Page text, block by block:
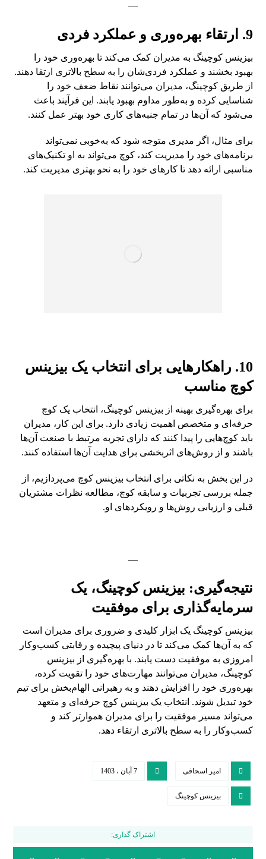
—
9. ارتقاء بهره‌وری و عملکرد فردی
بیزینس کوچینگ به مدیران کمک می‌کند تا بهره‌وری خود را
بهبود بخشند و عملکرد فردی‌شان را به سطح بالاتری ارتقا دهند.
از طریق کوچینگ، مدیران می‌توانند نقاط ضعف خود را
شناسایی کرده و به‌طور مداوم بهبود یابند. این فرآیند باعث
می‌شود که آن‌ها در تمام جنبه‌های کاری خود بهتر عمل کنند.
برای مثال، اگر مدیری متوجه شود که به‌خوبی نمی‌تواند
برنامه‌های خود را مدیریت کند، کوچ می‌تواند به او تکنیک‌های
مناسبی ارائه دهد تا کارهای خود را به نحو بهتری مدیریت کند.
10. راهکارهایی برای انتخاب یک بیزینس
کوچ مناسب
برای بهره‌گیری بهینه از بیزینس کوچینگ، انتخاب یک کوچ
حرفه‌ای و متخصص اهمیت زیادی دارد. برای این کار، مدیران
باید کوچ‌هایی را پیدا کنند که دارای تجربه مرتبط با صنعت آن‌ها
باشند و از روش‌های اثربخشی برای هدایت آن‌ها استفاده کنند.
در این بخش به نکاتی برای انتخاب بیزینس کوچ می‌پردازیم، از
جمله بررسی تجربیات و سابقه کوچ، مطالعه نظرات مشتریان
قبلی و ارزیابی روش‌ها و رویکردهای او.
—
نتیجه‌گیری: بیزینس کوچینگ، یک
سرمایه‌گذاری برای موفقیت
بیزینس کوچینگ یک ابزار کلیدی و ضروری برای مدیران است
که به آن‌ها کمک می‌کند تا در دنیای پیچیده و رقابتی کسب‌وکار
امروزی به موفقیت دست یابند. با بهره‌گیری از بیزینس
کوچینگ، مدیران می‌توانند مهارت‌های خود را تقویت کرده،
بهره‌وری خود را افزایش دهند و به رهبرانی الهام‌بخش برای تیم
خود تبدیل شوند. انتخاب یک بیزینس کوچ حرفه‌ای و متعهد
می‌تواند مسیر موفقیت را برای مدیران هموارتر کند و
کسب‌وکار را به سطح بالاتری ارتقاء دهد.
امیر اسحاقی 7 آبان ، 1403
بیزینس کوچینگ